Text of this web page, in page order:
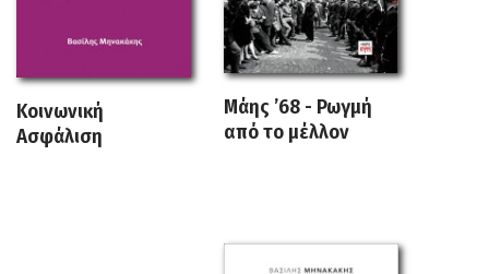
Κοινωνική
Ασφάλιση
Μάης ’68 - Ρωγμή
από το μέλλον